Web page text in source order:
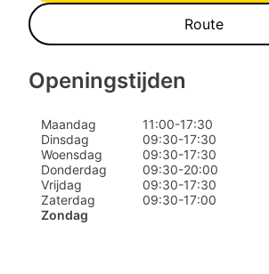
Route
Openingstijden
Maandag 11:00-17:30
Dinsdag
09:30-17:30
Woensdag
09:30-17:30
Donderdag
09:30-20:00
Vrijdag
09:30-17:30
Zaterdag
09:30-17:00
Zondag